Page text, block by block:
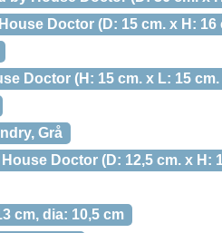
Doctor (D: 15 cm. x H: 16
Doctor (H: 15 cm. x L: 15
Grå
Doctor (D: 12,5 cm. x H:
cm, dia: 10,5 cm